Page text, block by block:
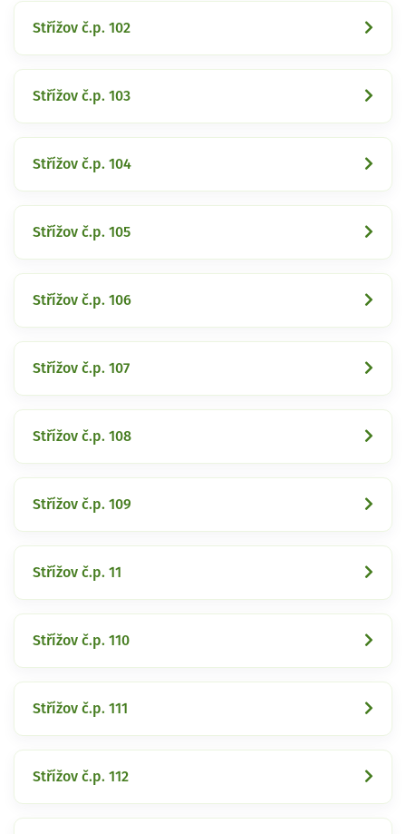
Střížov č.p. 102
Střížov č.p. 103
Střížov č.p. 104
Střížov č.p. 105
Střížov č.p. 106
Střížov č.p. 107
Střížov č.p. 108
Střížov č.p. 109
Střížov č.p. 11
Střížov č.p. 110
Střížov č.p. 111
Střížov č.p. 112